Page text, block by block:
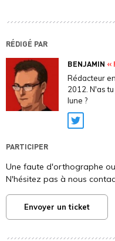
RÉDIGÉ PAR
BENJAMIN «
Rédacteur
2012. N'as
lune ?
Twitter
PARTICIPER
Une faute d'orthographe
N'hésitez pas à nous
Envoyer un ticket